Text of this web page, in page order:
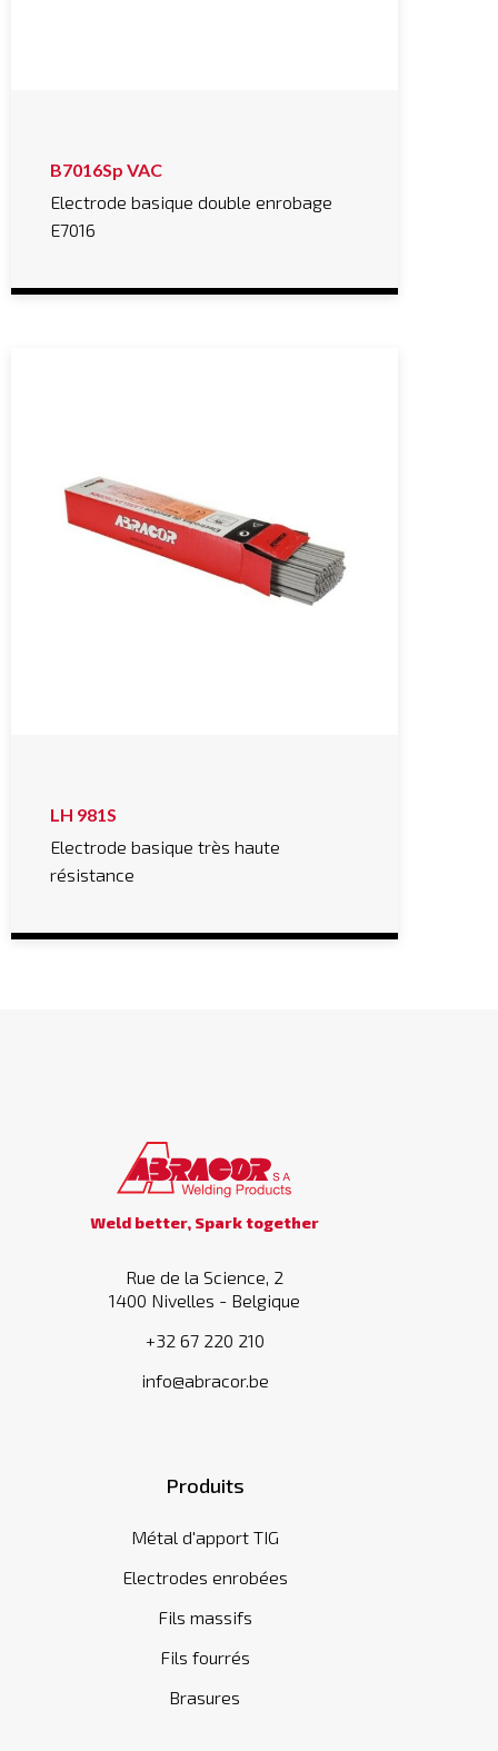
B7016Sp VAC
Electrode basique double enrobage
E7016
LH 981S
Electrode basique très haute
résistance
Weld better, Spark together
Rue de la Science, 2
1400 Nivelles - Belgique
+32 67 220 210
info@abracor.be
Produits
Métal d'apport TIG
Electrodes enrobées
Fils massifs
Fils fourrés
Brasures